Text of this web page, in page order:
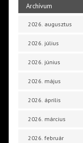
Archívum
2026. augusztus
2026. július
2026. június
2026. május
2026. április
2026. március
2026. február